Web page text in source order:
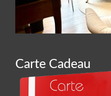
Carte Cadeau